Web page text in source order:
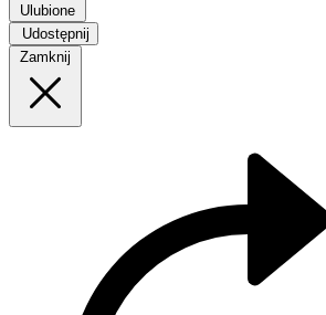
Ulubione
Udostępnij
Zamknij